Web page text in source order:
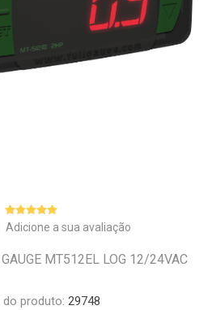
Adicione a sua avaliação
MT512EL LOG 12/24VAC
do produto: 29748